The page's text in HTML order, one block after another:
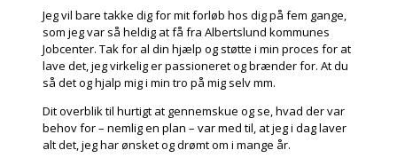
Jeg vil bare takke dig for mit forløb hos dig på fem gange,
som jeg var så heldig at få fra Albertslund kommunes
Jobcenter. Tak for al din hjælp og støtte i min proces for at
lave det, jeg virkelig er passioneret og brænder for. At du
så det og hjalp mig i min tro på mig selv mm.
Dit overblik til hurtigt at gennemskue og se, hvad der var
behov for – nemlig en plan – var med til, at jeg i dag laver
alt det, jeg har ønsket og drømt om i mange år.